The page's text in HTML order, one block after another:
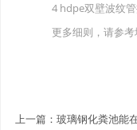
4 hdpe双壁波纹管
更多细则，请参考
上一篇： 玻璃钢化粪池能